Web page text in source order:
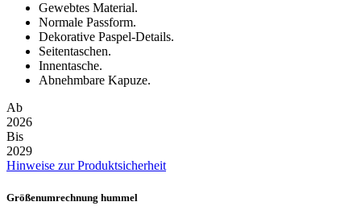
Gewebtes Material.
Normale Passform.
Dekorative Paspel-Details.
Seitentaschen.
Innentasche.
Abnehmbare Kapuze.
Ab
2026
Bis
2029
Hinweise zur Produktsicherheit
Größenumrechnung hummel